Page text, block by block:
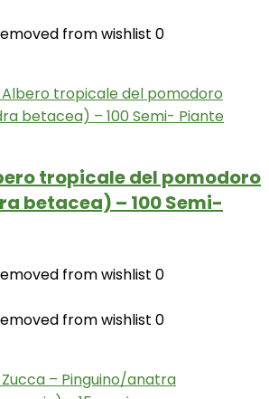
from wishlist 0
tropicale del pomodoro
betacea) – 100 Semi-
from wishlist 0
from wishlist 0